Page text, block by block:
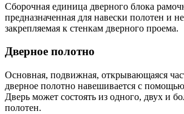
Сборочная единица дверного блока
предназначенная для навески полотен и
закрепляемая к стенкам дверного проема.
Дверное полотно
Основная, подвижная, открывающаяся
дверное полотно навешивается с
Дверь может состоять из одного, двух и
полотен.